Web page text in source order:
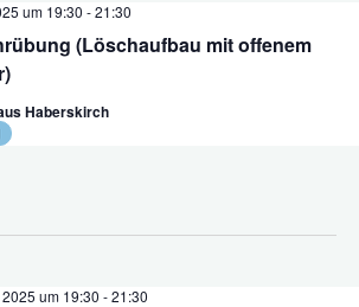
(Löschaufbau mit offenem
um 19:30 -21:30
Haberskirch
um 19:30 -21:30